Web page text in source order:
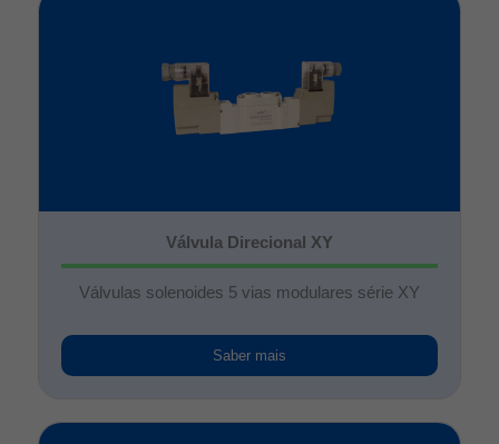
Válvula Direcional XY
Válvulas solenoides 5 vias modulares série XY
Saber mais